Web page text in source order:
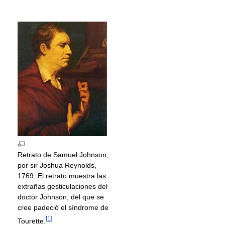
Retrato de Samuel Johnson,
por sir Joshua Reynolds,
1769. El retrato muestra las
extrañas gesticulaciones del
doctor Johnson, del que se
cree padeció el síndrome de
Tourette. [1 ]